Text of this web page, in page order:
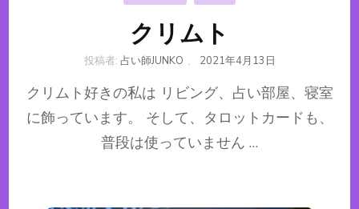
クリムト
投稿者: 占い師JUNKO 、 2021年4月13日
クリムト好きの私は リビング、占い部屋、寝室
に飾っています。 そして、タロットカードも、
普段は使っていません …